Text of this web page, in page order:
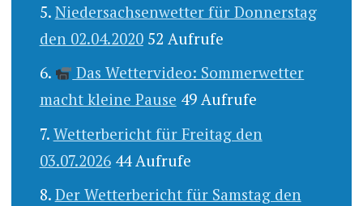
Niedersachsenwetter für Donnerstag
den 02.04.2020 52 Aufrufe
Das Wettervideo: Sommerwetter
macht kleine Pause 49 Aufrufe
Wetterbericht für Freitag den
03.07.2026 44 Aufrufe
Der Wetterbericht für Samstag den